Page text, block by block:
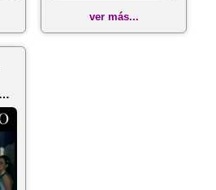
ver más...